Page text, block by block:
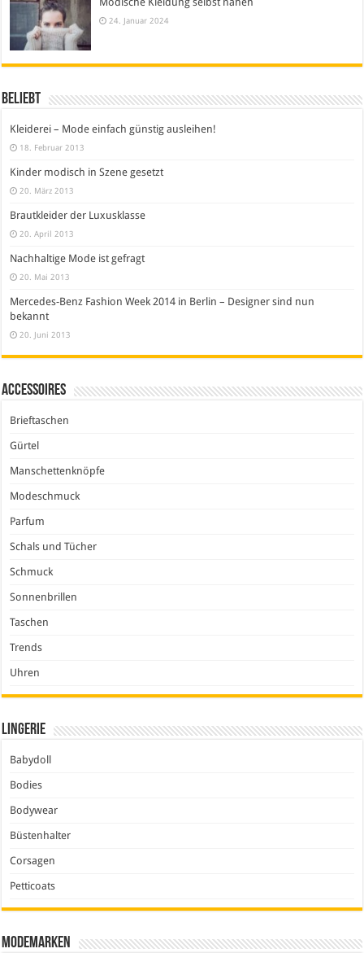
24. Januar 2024
Beliebt
Kleiderei – Mode einfach günstig ausleihen!
18. Februar 2013
Kinder modisch in Szene gesetzt
20. März 2013
Brautkleider der Luxusklasse
20. April 2013
Nachhaltige Mode ist gefragt
20. Mai 2013
Mercedes-Benz Fashion Week 2014 in Berlin – Designer sind nun
bekannt
20. Juni 2013
Accessoires
Brieftaschen
Gürtel
Manschettenknöpfe
Modeschmuck
Parfum
Schals und Tücher
Schmuck
Sonnenbrillen
Taschen
Trends
Uhren
Lingerie
Babydoll
Bodies
Bodywear
Büstenhalter
Corsagen
Petticoats
Modemarken